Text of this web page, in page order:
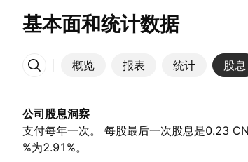
基本面和统计数据
概览 报表 统计 股息
更多
公司股息洞察
支付每年一次。 每股最后一次股息是0.23
%为2.91%。